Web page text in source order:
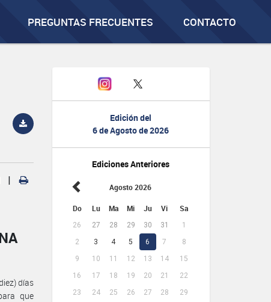
PREGUNTAS FRECUENTES CONTACTO
Edición del
6 de Agosto de 2026
Ediciones Anteriores
Agosto 2026
Do Lu Ma Mi Ju Vi Sa
26 27 28 29 30 31
1
2
3 4 5 6 7
8
9
10 11 12 13 14
15
16
17 18 19 20 21
22
23
24 25 26 27 28
29
|
días
que